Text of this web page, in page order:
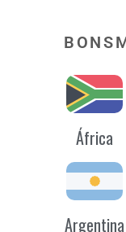
África
Argentina